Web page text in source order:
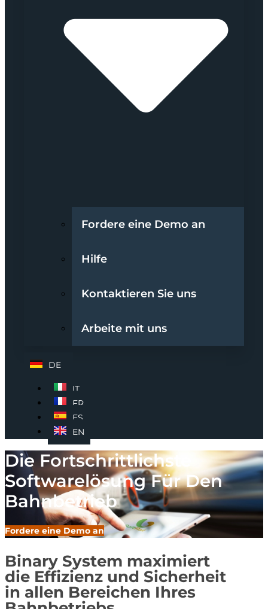
Fordere eine Demo an
Hilfe
Kontaktieren Sie uns
Arbeite mit uns
DE
IT
FR
ES
EN
Die Fortschrittlichste
Softwarelösung Für Den
Bahnbetrieb
Fordere eine Demo an
Binary System maximiert
die Effizienz und Sicherheit
in allen Bereichen Ihres